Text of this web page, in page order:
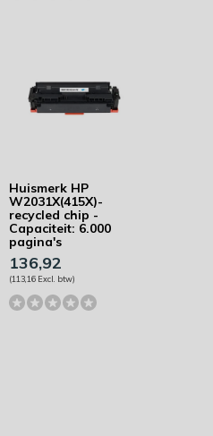
Huismerk HP
W2031X(415X)-
recycled chip -
Capaciteit: 6.000
pagina's
136,92
(113,16 Excl. btw)